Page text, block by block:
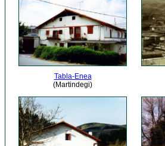
Tabla-Enea
(Martindegi)